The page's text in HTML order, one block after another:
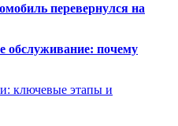
перевернулся на
обслуживание: почему
ключевые этапы и